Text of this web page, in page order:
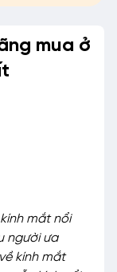
mua ở
mắt nổi
người ưa
kính mắt